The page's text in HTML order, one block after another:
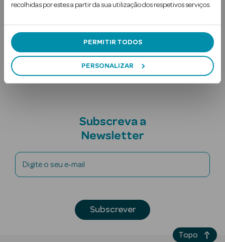
recolhidas por estes a partir da sua utilização dos respetivos serviços.
PERMITIR TODOS
PERSONALIZAR
Rosto
Lábios
Uso Recomendado
Ingredientes
Nota adicional
Subscreva a
Newsletter
Digite o seu e-mail
Subscrever
Topo